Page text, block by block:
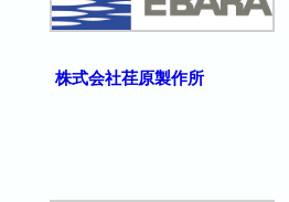
株式会社荏原製作所